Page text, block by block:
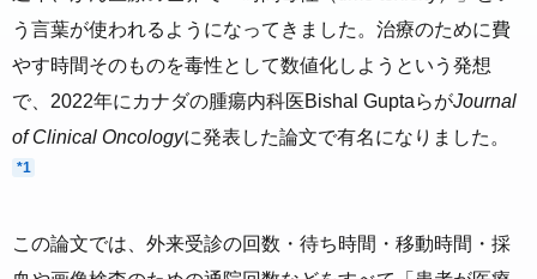
う言葉が使われるようになってきました。治療のために費
やす時間そのものを毒性として数値化しようという発想
で、2022年にカナダの腫瘍内科医Bishal GuptaらがJournal
of Clinical Oncologyに発表した論文で有名になりました。
*1
この論文では、外来受診の回数・待ち時間・移動時間・採